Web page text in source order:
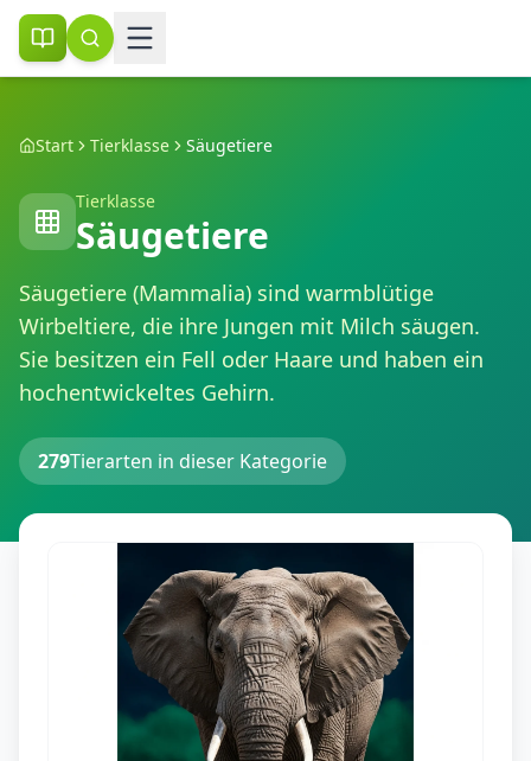
Start Tierklasse Säugetiere
Tierklasse
Säugetiere
Säugetiere (Mammalia) sind warmblütige
Wirbeltiere, die ihre Jungen mit Milch säugen.
Sie besitzen ein Fell oder Haare und haben ein
hochentwickeltes Gehirn.
279Tierarten in dieser Kategorie